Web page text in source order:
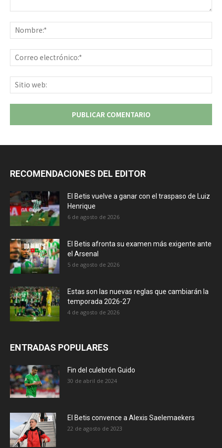
RECOMENDACIONES DEL EDITOR
El Betis vuelve a ganar con el traspaso de Luiz
Henrique
6 de agosto de 2026
El Betis afronta su examen más exigente ante
el Arsenal
5 de agosto de 2026
Estas son las nuevas reglas que cambiarán la
temporada 2026-27
4 de agosto de 2026
ENTRADAS POPULARES
Fin del culebrón Guido
30 de abril de 2024
El Betis convence a Alexis Saelemaekers
22 de agosto de 2023